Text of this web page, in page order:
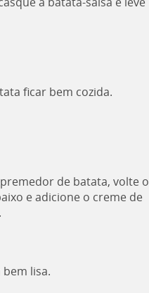
ficar bem cozida.
de batata, volte o
e adicione o creme de
lisa.